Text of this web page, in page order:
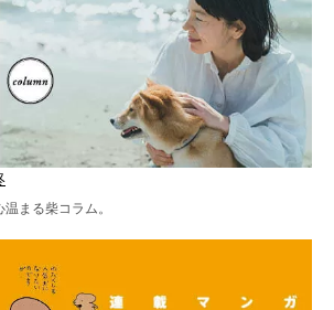
まる柴コラム。